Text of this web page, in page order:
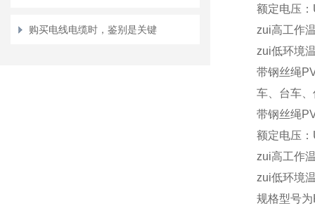
购买电线电缆时，鉴别是关键
额定电压
zui高工作
zui低环境
带钢丝绳
车、台车
带钢丝绳
额定电压
zui高工作
zui低环境
规格型号